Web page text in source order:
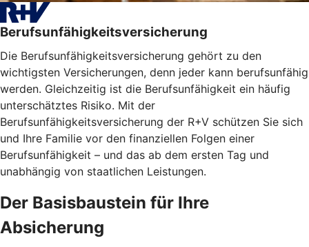
Berufsunfähigkeitsversicherung
Die Berufsunfähigkeitsversicherung gehört zu den
wichtigsten Versicherungen, denn jeder kann berufsunfähig
werden. Gleichzeitig ist die Berufsunfähigkeit ein häufig
unterschätztes Risiko. Mit der
Berufsunfähigkeitsversicherung der R+V schützen Sie sich
und Ihre Familie vor den finanziellen Folgen einer
Berufsunfähigkeit – und das ab dem ersten Tag und
unabhängig von staatlichen Leistungen.
Der Basisbaustein für Ihre
Absicherung